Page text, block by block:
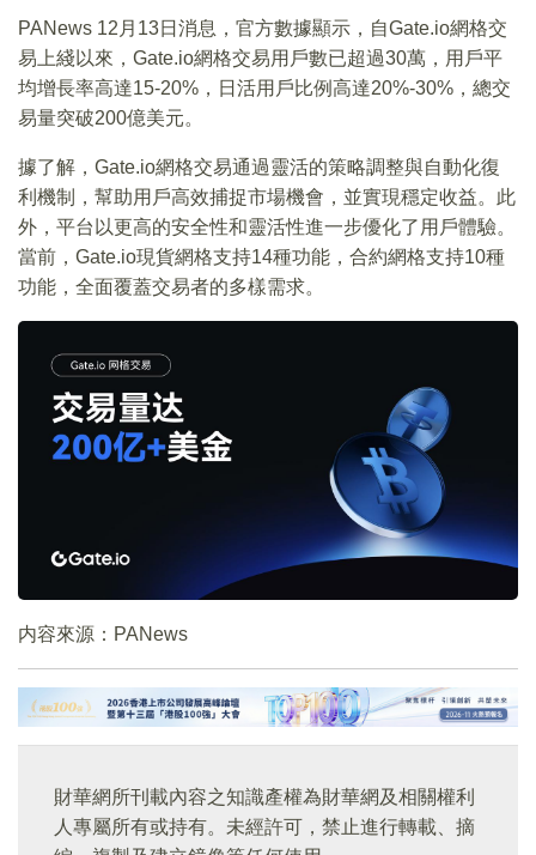
PANews 12月13日消息，官方數據顯示，自Gate.io網格交
易上綫以來，Gate.io網格交易用戶數已超過30萬，用戶平
均增長率高達15-20%，日活用戶比例高達20%-30%，總交
易量突破200億美元。
據了解，Gate.io網格交易通過靈活的策略調整與自動化復
利機制，幫助用戶高效捕捉市場機會，並實現穩定收益。此
外，平台以更高的安全性和靈活性進一步優化了用戶體驗。
當前，Gate.io現貨網格支持14種功能，合約網格支持10種
功能，全面覆蓋交易者的多樣需求。
内容來源：PANews
財華網所刊載內容之知識產權為財華網及相關權利
人專屬所有或持有。未經許可，禁止進行轉載、摘